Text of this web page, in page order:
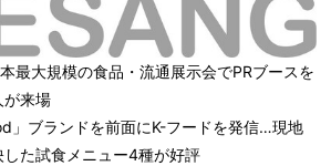
最大規模の食品 ・流通展示会でPRブースを
が来場
」ブランドを前面にK-フー ドを発信…現地
た試食メニュ ー4種が好評